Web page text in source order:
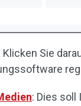
Klicken Sie
: Dies soll